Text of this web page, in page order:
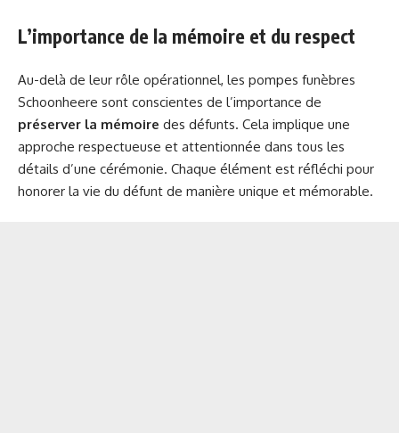
L’importance de la mémoire et du respect
Au-delà de leur rôle opérationnel, les pompes funèbres
Schoonheere sont conscientes de l’importance de
préserver la mémoire des défunts. Cela implique une
approche respectueuse et attentionnée dans tous les
détails d’une cérémonie. Chaque élément est réfléchi pour
honorer la vie du défunt de manière unique et mémorable.